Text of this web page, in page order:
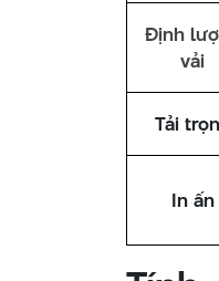
Định
vải
Tải
In ấn